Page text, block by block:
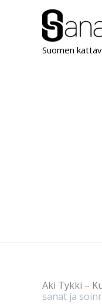
Suomen
Aki Tykki –
sanat ja